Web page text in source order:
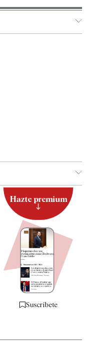
Hazte premium
Suscríbete